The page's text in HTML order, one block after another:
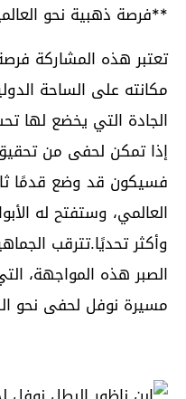
**فرصة ذهبية نحو
تعتبر هذه المشاركة
مكانته على الساحة
الجادة التي يخضع لها
إذا تمكن لحفى من تحقيق
فسيكون قد وضع قدمًا
العالمي، وستفتح له
وأكثر تحديًا.تترقب
الصبر هذه المواجهة،
مسيرة نوفل لحفى نحو